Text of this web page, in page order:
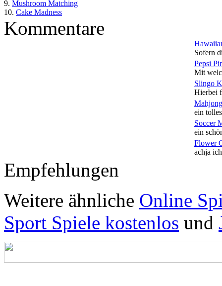
9. Mushroom Matching
10. Cake Madness
Kommentare
Sofern
Pepsi
Mit
Slingo
Hierbei
ein
Soccer
ein
Flower
achja
Empfehlungen
Weitere ähnliche Online
Sport Spiele kostenlos und